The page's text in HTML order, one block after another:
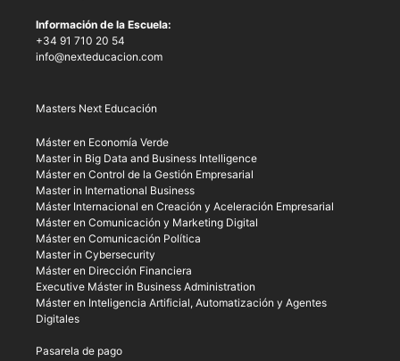
Información de la Escuela:
+34 91 710 20 54
info@nexteducacion.com
Masters Next Educación
Máster en Economía Verde
Master in Big Data and Business Intelligence
Máster en Control de la Gestión Empresarial
Master in International Business
Máster Internacional en Creación y Aceleración Empresarial
Máster en Comunicación y Marketing Digital
Máster en Comunicación Política
Master in Cybersecurity
Máster en Dirección Financiera
Executive Máster in Business Administration
Máster en Inteligencia Artificial, Automatización y Agentes
Digitales
Pasarela de pago